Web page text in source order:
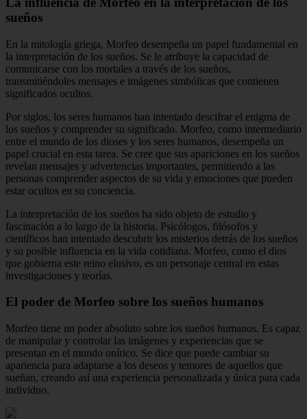
sueños
En la mitología griega, Morfeo desempeña un papel fundamental en
la interpretación de los sueños. Se le atribuye la capacidad de
comunicarse con los mortales a través de los sueños,
transmitiéndoles mensajes e imágenes simbólicas que contienen
significados ocultos.
Por siglos, los seres humanos han intentado descifrar el enigma de
los sueños y comprender su significado. Morfeo, como intermediario
entre el mundo de los dioses y los seres humanos, desempeña un
papel crucial en esta tarea. Se cree que sus apariciones en los sueños
revelan mensajes y advertencias importantes, permitiendo a las
personas comprender aspectos de su vida y emociones que pueden
estar ocultos en su conciencia.
La interpretación de los sueños ha sido objeto de estudio y
fascinación a lo largo de la historia. Psicólogos, filósofos y
científicos han intentado descubrir los misterios detrás de los sueños
y su posible influencia en la vida cotidiana. Morfeo, como el dios
que gobierna este reino elusivo, es un personaje central en estas
investigaciones y teorías.
El poder de Morfeo sobre los sueños humanos
Morfeo tiene un poder absoluto sobre los sueños humanos. Es capaz
de manipular y controlar las imágenes y experiencias que se
presentan en el mundo onírico. Se dice que puede cambiar su
apariencia para adaptarse a los deseos y temores de aquellos que
sueñan, creando así una experiencia personalizada y única para cada
individuo.